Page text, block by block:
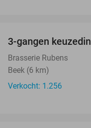
3-gangen
Brasserie Rubens
Beek (6 km)
Verkocht: 1.256